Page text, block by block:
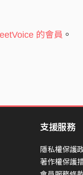
還
的會員 。
支援服務
隱私權保護
著作權保護